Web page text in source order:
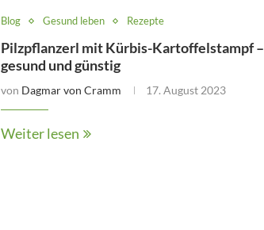
Blog Gesund leben Rezepte
Pilzpflanzerl mit Kürbis-Kartoffelstampf –
gesund und günstig
von Dagmar von Cramm 17. August 2023
Weiter lesen